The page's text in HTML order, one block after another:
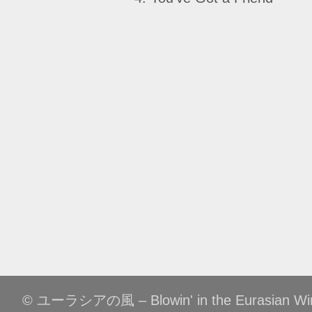
© ユーラシアの風 – Blowin' in the Eurasian